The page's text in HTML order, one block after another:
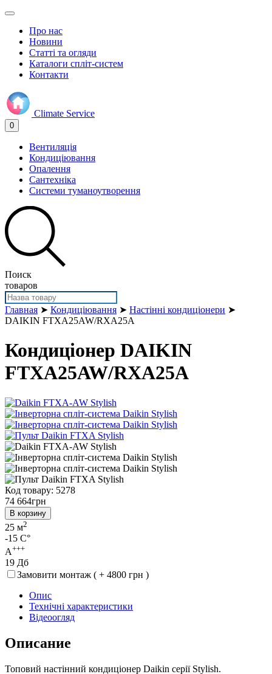
Про нас
Новини
Статті та огляди
Каталоги спліт-систем
Контакти
Climate Service
0
Вентиляція
Кондиціювання
Опалення
Сантехніка
Системи туманоутворення
Поиск
товаров
Главная ➤ Кондиціювання ➤ Настінні кондиціонери ➤
DAIKIN FTXA25AW/RXA25A
Кондиціонер DAIKIN
FTXA25AW/RXA25A
Код товару: 5278
74 664грн
В корзину
25 м2
-15 C°
A+++
19 Дб
Замовити монтаж ( + 4800 грн )
Опис
Технічні характеристики
Відеоогляд
Описание
Топовий настінний кондиціонер Daikin серії Stylish.